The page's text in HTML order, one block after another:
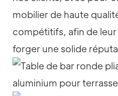
mobilier de haute
compétitifs, afin de
forger une solide